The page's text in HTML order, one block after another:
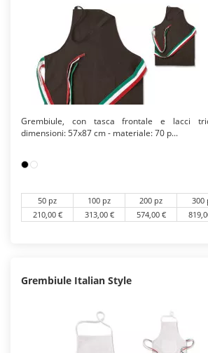
Grembiule, con tasca frontale e lacci
dimensioni: 57x87 cm - materiale: 70 p...
50 pz 100 pz 200 pz 300
210,00 €
313,00 € 574,00 €
Grembiule Italian Style